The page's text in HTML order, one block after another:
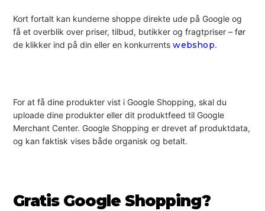
Kort fortalt kan kunderne shoppe direkte ude på Google og
få et overblik over priser, tilbud, butikker og fragtpriser – før
de klikker ind på din eller en konkurrentswebshop.
For at få dine produkter vist i Google Shopping, skal du
uploade dine produkter eller dit produktfeed til Google
Merchant Center. Google Shopping er drevet af produktdata,
og kan faktisk vises både organisk og betalt.
Gratis Google Shopping?